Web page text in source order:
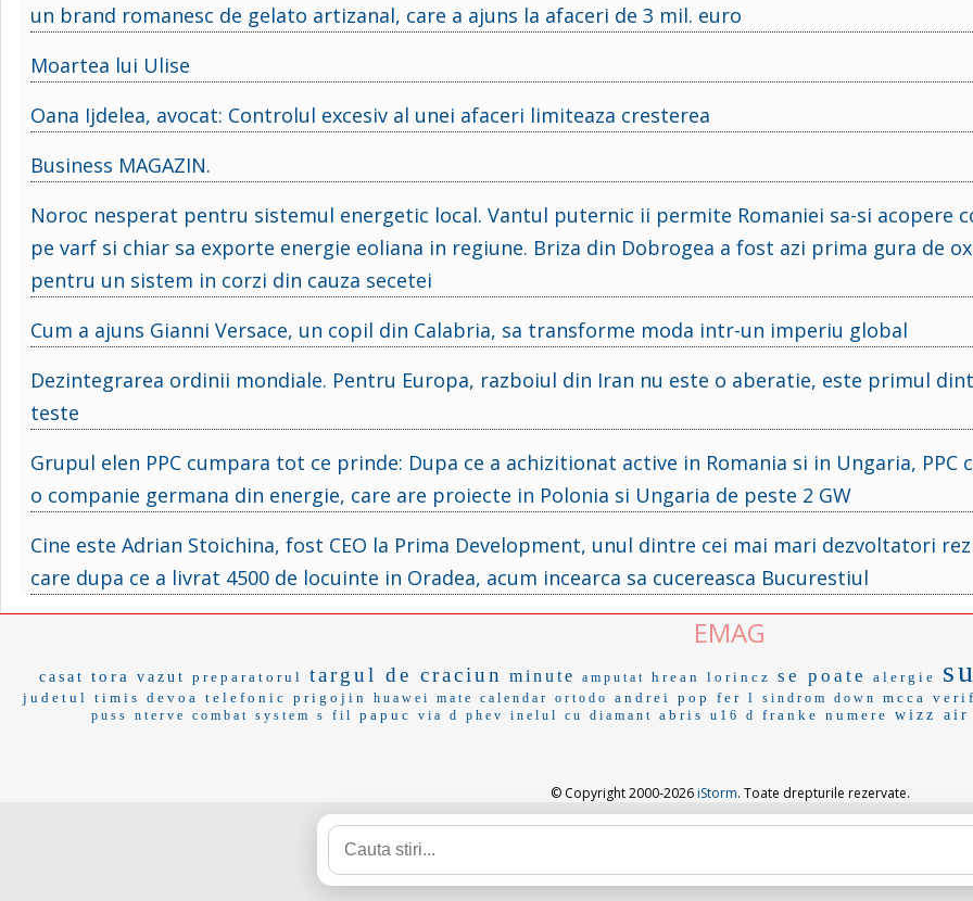
un brand romanesc de gelato artizanal, care a ajuns la afaceri de 3 mil. euro
Moartea lui Ulise
Oana Ijdelea, avocat: Controlul excesiv al unei afaceri limiteaza cresterea
Business MAGAZIN.
Noroc nesperat pentru sistemul energetic local. Vantul puternic ii permite Romaniei sa-si acopere
pe varf si chiar sa exporte energie eoliana in regiune. Briza din Dobrogea a fost azi prima gura de
pentru un sistem in corzi din cauza secetei
Cum a ajuns Gianni Versace, un copil din Calabria, sa transforme moda intr-un imperiu global
Dezintegrarea ordinii mondiale. Pentru Europa, razboiul din Iran nu este o aberatie, este primul
teste
Grupul elen PPC cumpara tot ce prinde: Dupa ce a achizitionat active in Romania si in Ungaria, PPC
o companie germana din energie, care are proiecte in Polonia si Ungaria de peste 2 GW
Cine este Adrian Stoichina, fost CEO la Prima Development, unul dintre cei mai mari dezvoltatori
care dupa ce a livrat 4500 de locuinte in Oradea, acum incearca sa cucereasca Bucurestiul
EMAG
casat tora vazut preparatorul targul de craciun minute amputat hrean lorincz se poate alergie
judetul timis devoa telefonic prigojin huawei mate calendar ortodo andrei pop fer l sindrom down mcca
puss
nterve combat system s fil papuc via d phev inelul cu diamant abris u16 d franke numere wizz air
© Copyright 2000-2026iStorm. Toate drepturile rezervate.